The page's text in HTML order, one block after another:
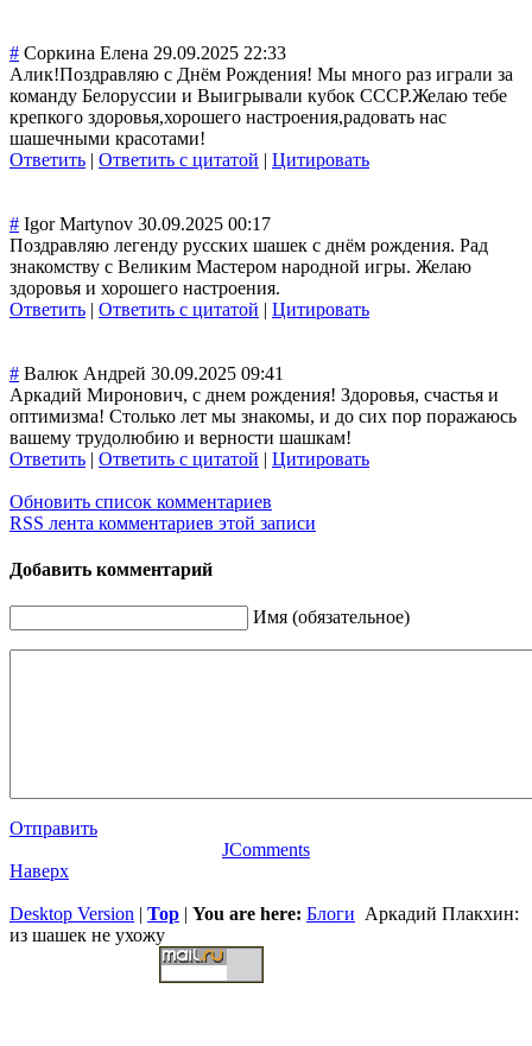
# Соркина Елена 29.09.2025 22:33
Алик!Поздравляю с Днём Рождения! Мы много раз играли за
команду Белоруссии и Выигрывали кубок СССР.Желаю тебе
крепкого здоровья,хорошего настроения,радовать нас
шашечными красотами!
Ответить | Ответить с цитатой | Цитировать
# Igor Martynov 30.09.2025 00:17
Поздравляю легенду русских шашек с днём рождения. Рад
знакомству с Великим Мастером народной игры. Желаю
здоровья и хорошего настроения.
Ответить | Ответить с цитатой | Цитировать
# Валюк Андрей 30.09.2025 09:41
Аркадий Миронович, с днем рождения! Здоровья, счастья и
оптимизма! Столько лет мы знакомы, и до сих пор поражаюсь
вашему трудолюбию и верности шашкам!
Ответить | Ответить с цитатой | Цитировать
Обновить список комментариев
RSS лента комментариев этой записи
Добавить комментарий
Имя (обязательное)
Отправить
JComments
Наверх
Desktop Version | Top | You are here: Блоги Аркадий Плакхин:
из шашек не ухожу